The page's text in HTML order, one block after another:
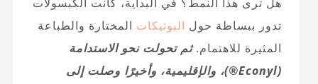
تدور ببساطة حول البوتيكات المختارة والطباعة
المثيرة للاهتمام.ثم تحولت نحو الاستدامة
(Econyl®)، والإقليمية، وأخيرًا وصلت إلى